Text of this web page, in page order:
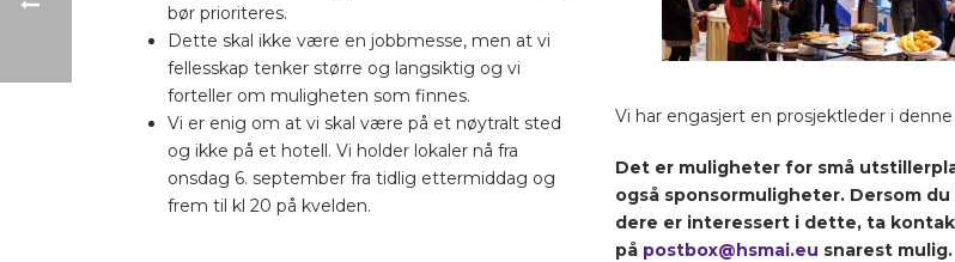
bør prioriteres.
Dette skal ikke være en jobbmesse, men at vi
fellesskap tenker større og langsiktig og vi
forteller om muligheten som finnes.
Vi er enig om at vi skal være på et nøytralt sted
og ikke på et hotell. Vi holder lokaler nå fra
onsdag 6. september fra tidlig ettermiddag og
frem til kl 20 på kvelden.
Vi har engasjert en prosjektleder i
Det er muligheter for små
også sponsormuligheter. Dersom du
dere er interessert i dette, ta
på postbox@hsmai.eu snarest mulig.